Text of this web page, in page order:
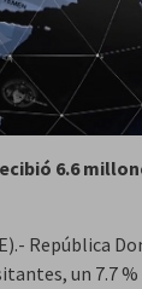
6.6
República
un 7.7